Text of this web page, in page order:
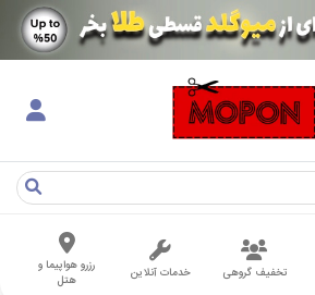
تخفیف گروهی خدمات آنلاین
رزرو هواپیما و
هتل